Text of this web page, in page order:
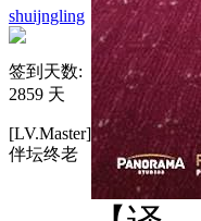
shuijngling
签到天数:
2859 天
[LV.Master]
伴坛终老